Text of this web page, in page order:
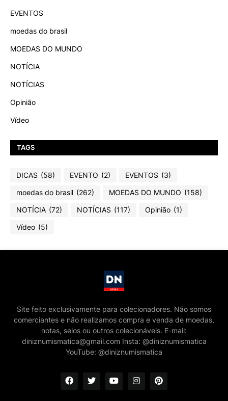
EVENTOS
moedas do brasil
MOEDAS DO MUNDO
NOTÍCIA
NOTÍCIAS
Opinião
Vídeo
TAGS
DICAS (58) EVENTO (2) EVENTOS (3)
moedas do brasil (262) MOEDAS DO MUNDO (158)
NOTÍCIA (72) NOTÍCIAS (117) Opinião (1)
Vídeo (5)
Site feito exclusivamente para colecionadores. Não somos
comerciantes e não realizamos compra e venda de moedas,
notas, selos ou outros colecionáveis. E-mail:
diniznumismatica@gmail.com Insta: @diniznumismatica
YouTube: @diniznumismatica